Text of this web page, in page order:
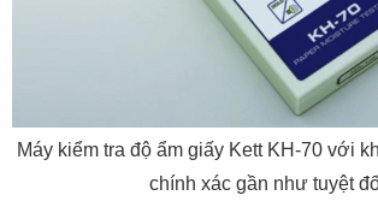
Máy kiểm tra độ ẩm giấy Kett KH-70 với
chính xác gần như tuyệt